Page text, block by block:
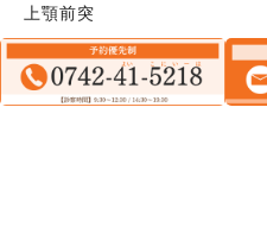
上顎前突
下顎前突
叢生